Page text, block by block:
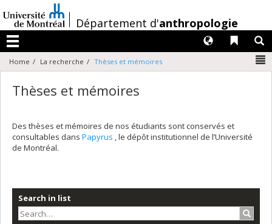
au
contenu
/Département d'anthropologie
Menu
Liens
Langues
Home La recherche Thèses et mémoires
Thèses et mémoires
Des thèses et mémoires de nos étudiants sont conservés et
consultables dans Papyrus , le dépôt institutionnel de l’Université
de Montréal.
Search in list